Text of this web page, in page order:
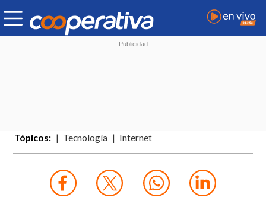
Tópicos: Tecnología Internet